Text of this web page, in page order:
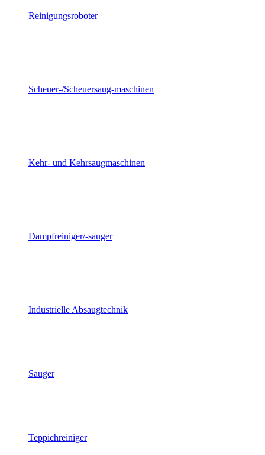
Reinigungsroboter
Scheuer-/Scheuersaug-maschinen
Kehr- und Kehrsaugmaschinen
Dampfreiniger/-sauger
Industrielle Absaugtechnik
Sauger
Teppichreiniger